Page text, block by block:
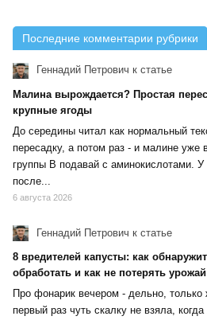
Последние комментарии рубрики
Геннадий Петрович к статье
Малина вырождается? Простая
крупные ягоды
До середины читал как нормальный
пересадку, а потом раз - и малине уже
группы В подавай с аминокислотами. У
после...
6 августа 2026
Геннадий Петрович к статье
8 вредителей капусты: как
обработать и как не потерять урожай
Про фонарик вечером - дельно, только
первый раз чуть скалку не взяла, когда